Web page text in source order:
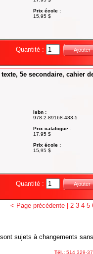
Prix école :
15,95 $
Quantité : Ajouter
5e secondaire, cahier
Isbn :
978-2-89168-483-5
Prix catalogue :
17,95 $
Prix école :
15,95 $
Quantité : Ajouter
< Page précédente 2 3 4 5
sujets à changements
Tél.: 514 329-